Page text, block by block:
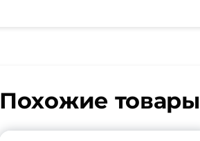
Похожие товары